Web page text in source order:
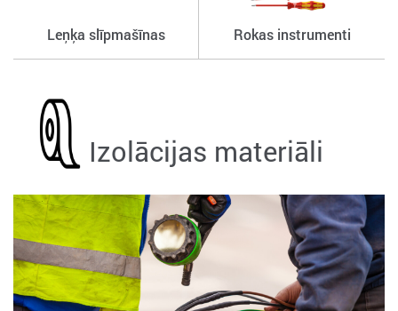
Leņķa slīpmašīnas Rokas instrumenti
Izolācijas materiāli